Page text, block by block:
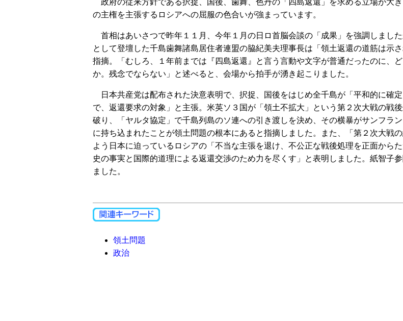
政府の従来方針である択捉、国後、歯舞、色丹の「四島返還」を求める立場が大
の主権を主張するロシアへの屈服の色合いが強まっています。
首相はあいさつで昨年１１月、今年１月の日ロ首脳会談の「成果」を強調しまし
として登壇した千島歯舞諸島居住者連盟の脇紀美夫理事長は「領土返還の道筋は示
指摘。「むしろ、１年前までは『四島返還』と言う言動や文字が普通だったのに、
か。残念でならない」と述べると、会場から拍手が湧き起こりました。
日本共産党は配布された決意表明で、択捉、国後をはじめ全千島が「平和的に確
で、返還要求の対象」と主張。米英ソ３国が「領土不拡大」という第２次大戦の戦
破り、「ヤルタ協定」で千島列島のソ連への引き渡しを決め、その横暴がサンフラ
に持ち込まれたことが領土問題の根本にあると指摘しました。また、「第２次大戦
よう日本に迫っているロシアの「不当な主張を退け、不公正な戦後処理を正面から
史の事実と国際的道理による返還交渉のため力を尽くす」と表明しました。紙智子
ました。
領土問題
政治